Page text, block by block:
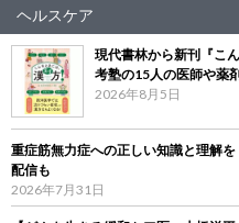
ヘルスケア
現代書林から新刊『こ
考塾の15人の医師や薬
2026年8月5日
重症筋無力症への正しい知識と理解
配信も
2026年7月31日